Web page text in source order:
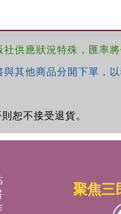
供應狀況特殊，匯率將
其他商品分開下單，
恕不接受退貨。
聚焦三